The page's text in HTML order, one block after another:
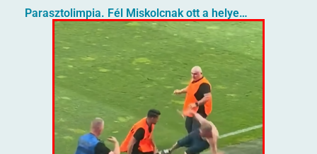
Parasztolimpia. Fél Miskolcnak ott a helye…